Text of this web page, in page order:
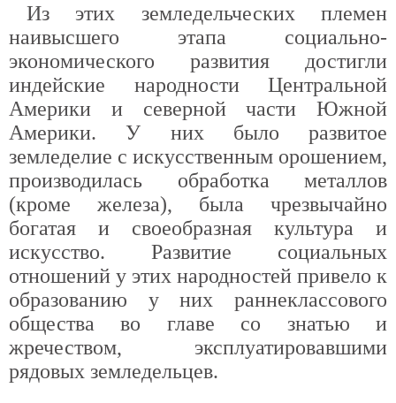
Из этих земледельческих племен
наивысшего этапа социально-
экономического развития достигли
индейские народности Центральной
Америки и северной части Южной
Америки. У них было развитое
земледелие с искусственным орошением,
производилась обработка металлов
(кроме железа), была чрезвычайно
богатая и своеобразная культура и
искусство. Развитие социальных
отношений у этих народностей привело к
образованию у них раннеклассового
общества во главе со знатью и
жречеством, эксплуатировавшими
рядовых земледельцев.